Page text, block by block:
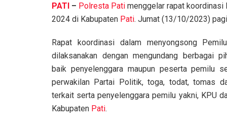
ce
o
o
k
tt
er
ail at
A
p
p
py
Li
n
k
ar
PATI – Polresta Pati menggelar rapat koordinasi
2024 di Kabupaten Pati. Jumat (13/10/2023)
Rapat koordinasi dalam menyongsong
dilaksanakan dengan mengundang berbagai
baik penyelenggara maupun peserta pemilu
perwakilan Partai Politik, toga, todat, tomas
terkait serta penyelenggara pemilu yakni, KPU
Kabupaten Pati.